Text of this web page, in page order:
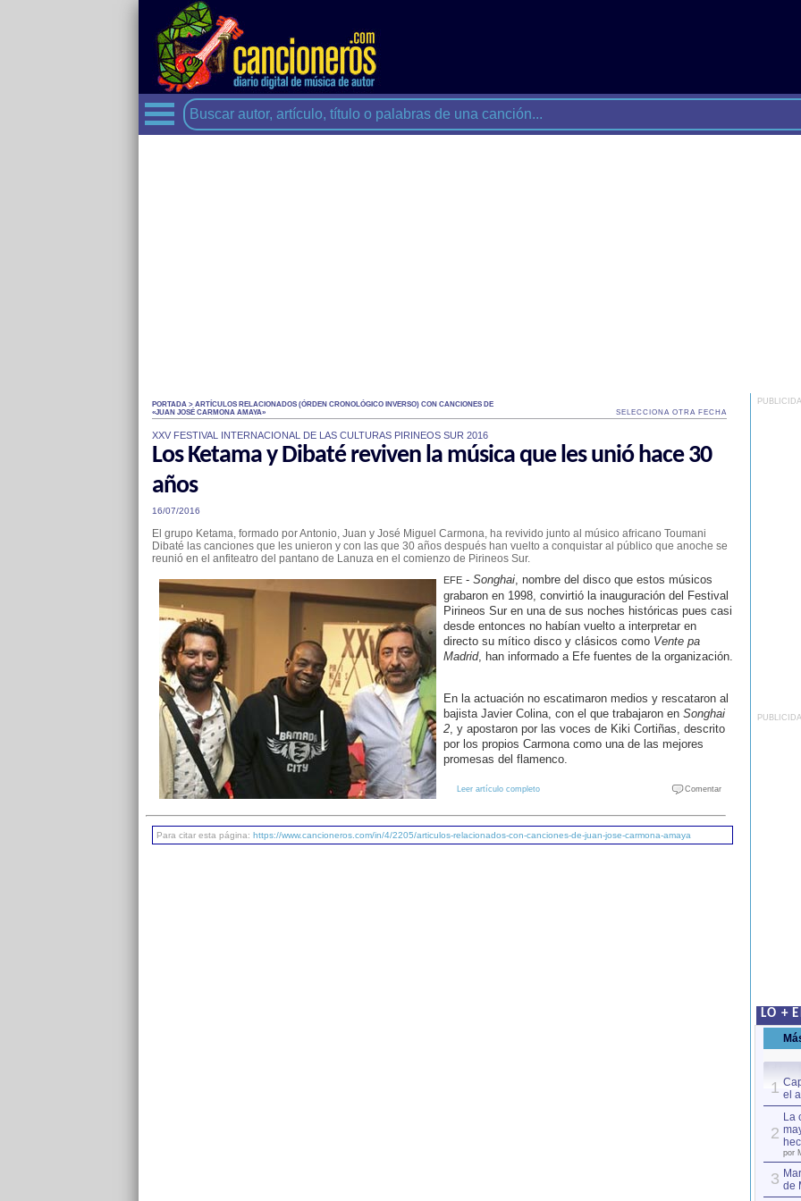
PORTADA > ARTÍCULOS RELACIONADOS (ÓRDEN CRONOLÓGICO INVERSO) CON CANCIONES DE
«JUAN JOSÉ CARMONA AMAYA»
SELECCIONA OTRA FECHA
XXV FESTIVAL INTERNACIONAL DE LAS CULTURAS PIRINEOS SUR 2016
Los Ketama y Dibaté reviven la música que les unió hace 30
años
16/07/2016
El grupo Ketama, formado por Antonio, Juan y José Miguel Carmona, ha revivido junto al músico africano Toumani
Dibaté las canciones que les unieron y con las que 30 años después han vuelto a conquistar al público que anoche se
reunió en el anfiteatro del pantano de Lanuza en el comienzo de Pirineos Sur.
EFE- Songhai, nombre del disco que estos músicos
grabaron en 1998, convirtió la inauguración del Festival
Pirineos Sur en una de sus noches históricas pues casi
desde entonces no habían vuelto a interpretar en
directo su mítico disco y clásicos como Vente pa
Madrid, han informado a Efe fuentes de la organización.
En la actuación no escatimaron medios y rescataron al
bajista Javier Colina, con el que trabajaron en Songhai
2, y apostaron por las voces de Kiki Cortiñas, descrito
por los propios Carmona como una de las mejores
promesas del flamenco.
Leer artículo completo Comentar
Para citar esta página: https://www.cancioneros.com/in/4/2205/articulos-relacionados-con-canciones-de-juan-jose-carmona-amaya
LO +
1 el
2
La
por
3 de